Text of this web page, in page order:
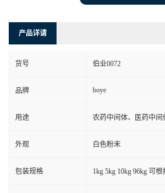
产品详请
货号 伯业0072
品牌 boye
用途 农药中间体、医药中间
外观 白色粉末
包装规格 1kg 5kg 10kg 96kg 可